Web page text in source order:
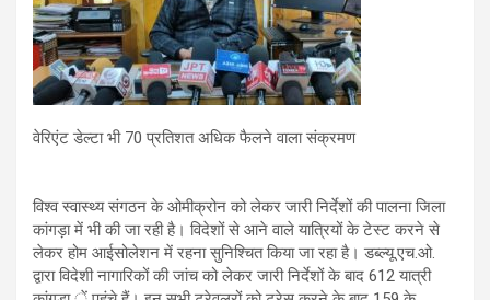
वेरिएंट डेल्टा भी 70 प्रतिशत अधिक फैलने वाला संक्रमण
विश्व स्वास्थ्य संगठन के ओमीक्रोन को लेकर जारी निर्देशों की पालना जिला
कांगड़ा में भी की जा रही है। विदेशों से आने वाले यात्रियों के टेस्ट करने से
लेकर होम आईसोलेशन में रहना सुनिश्चित किया जा रहा है। डब्ल्यू.एच.ओ.
द्वारा विदेशी नागारिकों की जांच को लेकर जारी निर्देशों के बाद 612 यात्री